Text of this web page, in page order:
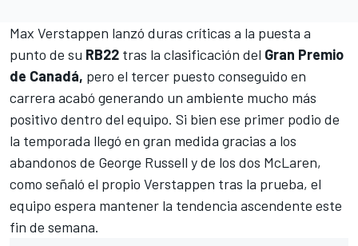
Max Verstappen lanzó duras críticas a la puesta a
punto de su RB22 tras la clasificación del Gran Premio
de Canadá, pero el tercer puesto conseguido en
carrera acabó generando un ambiente mucho más
positivo dentro del equipo. Si bien ese primer podio de
la temporada llegó en gran medida gracias a los
abandonos de George Russell y de los dos McLaren,
como señaló el propio Verstappen tras la prueba, el
equipo espera mantener la tendencia ascendente este
fin de semana.